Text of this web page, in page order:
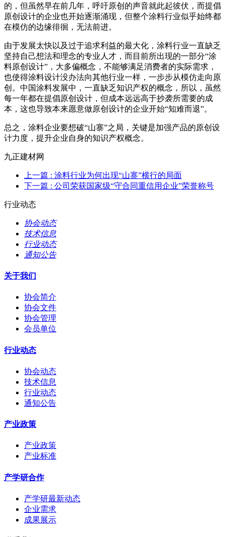
的，但虽然早在前几年，呼吁原创的声音就此起彼伏，而提倡
原创设计的企业也开始逐渐涌现，但整个涂料行业似乎始终都
在模仿的边缘徘徊，无法前进。
由于发展太快以及过于追求利益的最大化，涂料行业一直缺乏
坚持自己想法和理念的专业人才，而目前所出现的一部分“涂
料原创设计”，大多偏概念，不能够满足消费者的实际需求，
也使得涂料设计没办法向其他行业一样，一步步从模仿走向原
创。中国涂料发展中，一直缺乏知识产权的概念，所以，虽然
每一年都在提倡原创设计，但成本远远高于抄袭所需要的成
本，这也导致本来愿意做原创设计的企业开始“知难而退”。
总之，涂料企业要想破“山寨”之局，关键是加强产品的原创设
计力度，提升企业自身的知识产权概念。
九正建材网
上一篇 : 涂料行业为何出现“山寨”横行的局面
下一篇 : 公司荣获国家级“守合同重信用企业”荣誉称号
行业动态
协会动态
技术信息
行业动态
通知公告
关于我们
协会简介
协会文件
协会管理
会员单位
行业动态
协会动态
技术信息
行业动态
通知公告
产业政策
产业政策
产业标准
产学研合作
产学研最新动态
企业需求
成果展示